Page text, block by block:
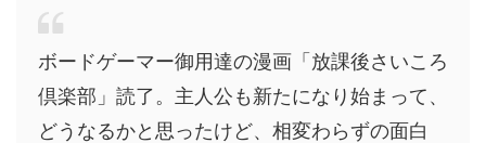
ボードゲーマー御用達の漫画「放課後さいころ
倶楽部」読了。主人公も新たになり始まって、
どうなるかと思ったけど、相変わらずの面白